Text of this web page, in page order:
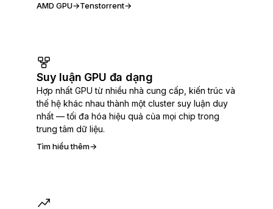
AMD GPU→Tenstorrent→
Suy luận GPU đa dạng
Hợp nhất GPU từ nhiều nhà cung cấp, kiến trúc và
thế hệ khác nhau thành một cluster suy luận duy
nhất — tối đa hóa hiệu quả của mọi chip trong
trung tâm dữ liệu.
Tìm hiểu thêm→